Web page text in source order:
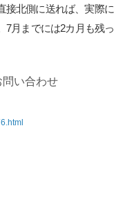
接北側に送れば、実際に
7月までには2カ月も残っ
問い合わせ